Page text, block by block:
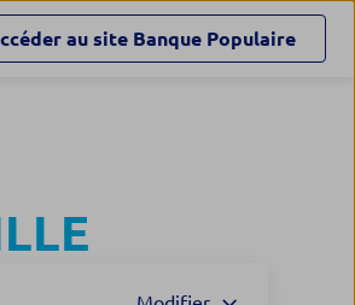
au site Banque Populaire